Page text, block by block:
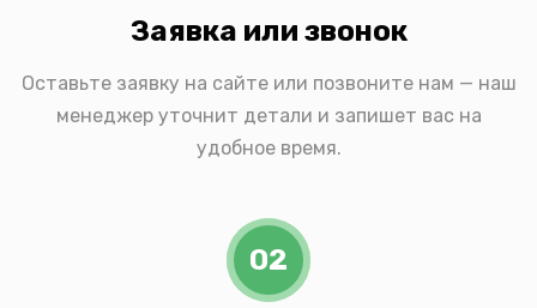
Заявка или звонок
Оставьте заявку на сайте или позвоните нам — наш
менеджер уточнит детали и запишет вас на
удобное время.
02